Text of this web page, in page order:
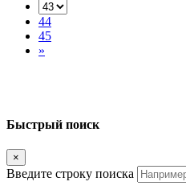
44
45
»
Быстрый поиск
×
Введите строку поиска